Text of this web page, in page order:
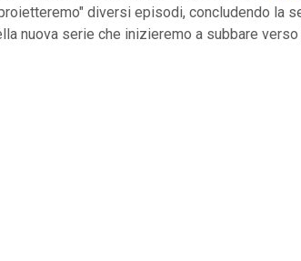
diversi episodi, concludendo la
nuova serie che inizieremo a subbare verso